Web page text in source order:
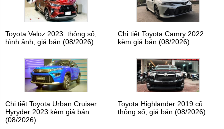
Toyota Veloz 2023: thông số,
hình ảnh, giá bán (08/2026)
Chi tiết Toyota Camry 2022
kèm giá bán (08/2026)
Chi tiết Toyota Urban Cruiser
Hyryder 2023 kèm giá bán
(08/2026)
Toyota Highlander 2019 cũ:
thông số, giá bán (08/2026)